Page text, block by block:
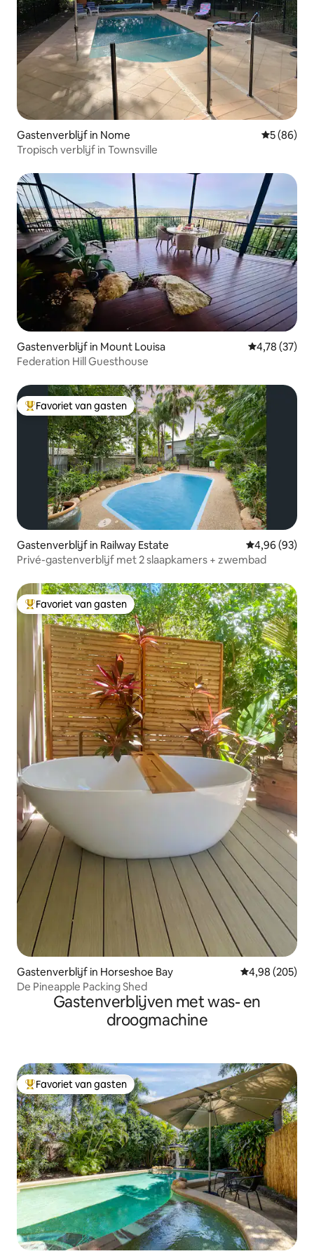
Gastenverblijf in Nome
5 (86)
Tropisch verblijf in Townsville
Gastenverblijf in Mount Louisa Gemiddelde
4,78 (37)
Federation Hill Guesthouse
Topfavoriet van gasten
Favoriet van gasten
Gastenverblijf in Railway Estate Gemiddelde
4,96 (93)
Privé-gastenverblijf met 2 slaapkamers + zwembad
Topfavoriet van gasten
Favoriet van gasten
Gastenverblijf in Horseshoe Bay Gemiddelde
4,98 (205)
De Pineapple Packing Shed
Gastenverblijven met was- en
droogmachine
Topfavoriet van gasten
Favoriet van gasten